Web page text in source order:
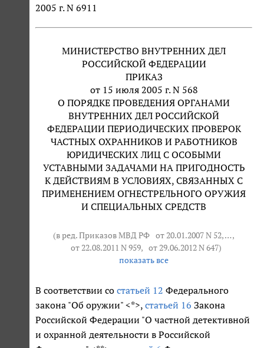
2005 г. N 6911
МИНИСТЕРСТВО ВНУТРЕННИХ ДЕЛ
РОССИЙСКОЙ ФЕДЕРАЦИИ
ПРИКАЗ
от 15 июля 2005 г. N 568
О ПОРЯДКЕ ПРОВЕДЕНИЯ ОРГАНАМИ
ВНУТРЕННИХ ДЕЛ РОССИЙСКОЙ
ФЕДЕРАЦИИ ПЕРИОДИЧЕСКИХ ПРОВЕРОК
ЧАСТНЫХ ОХРАННИКОВ И РАБОТНИКОВ
ЮРИДИЧЕСКИХ ЛИЦ С ОСОБЫМИ
УСТАВНЫМИ ЗАДАЧАМИ НА ПРИГОДНОСТЬ
К ДЕЙСТВИЯМ В УСЛОВИЯХ, СВЯЗАННЫХ С
ПРИМЕНЕНИЕМ ОГНЕСТРЕЛЬНОГО ОРУЖИЯ
И СПЕЦИАЛЬНЫХ СРЕДСТВ
(в ред. Приказов МВД РФ от 20.01.2007 N 52, … ,
от 22.08.2011 N 959, от 29.06.2012 N 647)
показать все
В соответствии со статьей 12 Федерального
закона "Об оружии" <*>, статьей 16 Закона
Российской Федерации "О частной детективной
и охранной деятельности в Российской